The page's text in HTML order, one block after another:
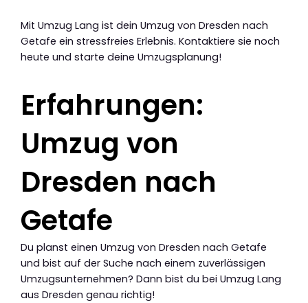
Mit Umzug Lang ist dein Umzug von Dresden nach
Getafe ein stressfreies Erlebnis. Kontaktiere sie noch
heute und starte deine Umzugsplanung!
Erfahrungen:
Umzug von
Dresden nach
Getafe
Du planst einen Umzug von Dresden nach Getafe
und bist auf der Suche nach einem zuverlässigen
Umzugsunternehmen? Dann bist du bei Umzug Lang
aus Dresden genau richtig!